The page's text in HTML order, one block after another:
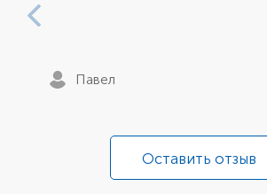
Павел
Оставить отзыв